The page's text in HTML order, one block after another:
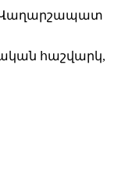
Վաղարշապատ
հաշվարկ,